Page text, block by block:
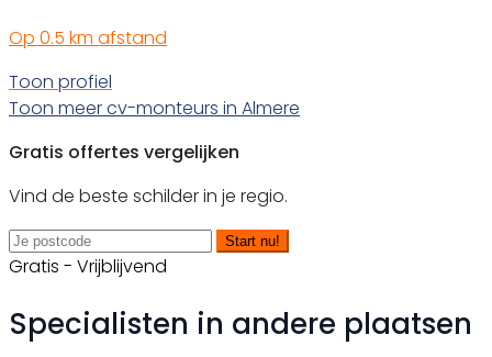
Op 0.5 km afstand
Toon profiel
Toon meer cv-monteurs in Almere
Gratis offertes vergelijken
Vind de beste schilder in je regio.
Start nu!
Gratis - Vrijblijvend
Specialisten in andere plaatsen